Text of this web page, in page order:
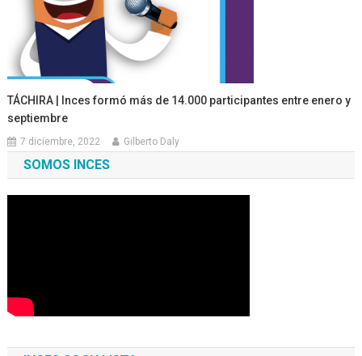
TÁCHIRA | Inces formó más de 14.000 participantes entre enero y
septiembre
7 diciembre, 2022 Gilberto Daly
SOMOS INCES